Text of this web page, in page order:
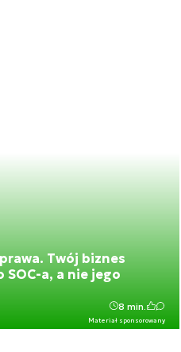
Twój biznes
a, a nie jego
Materiał sponsorowany
8 min.